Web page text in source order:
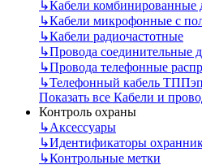
↳Кабели комбинированные
↳Кабели микрофонные с
↳Кабели радиочастотные
↳Провода соединительные
↳Провода телефонные
↳Телефонный кабель ТППэп
Показать все Кабели и
Контроль охраны
↳Аксессуары
↳Идентификаторы
↳Контрольные метки